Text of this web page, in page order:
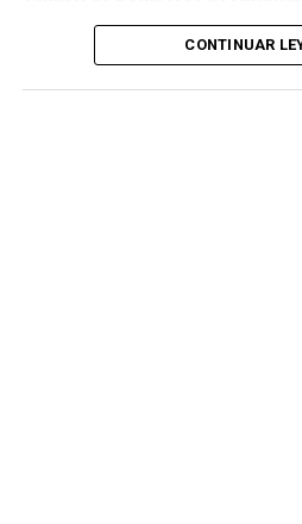
para sofocar el fuego, logrando
tras varios minutos de trabajo.
CONTINUAR